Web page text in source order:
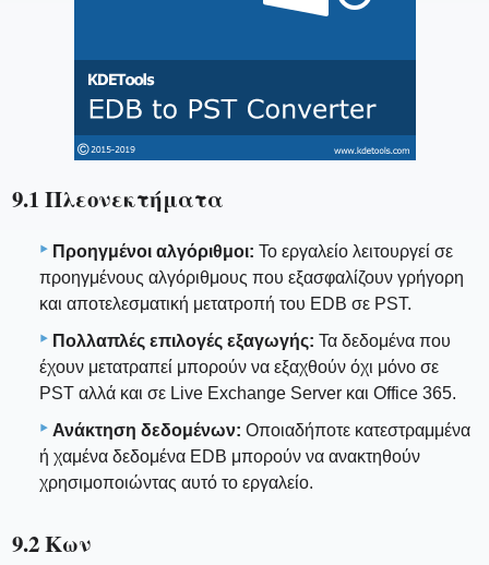
9.1 Πλεονεκτήματα
Προηγμένοι αλγόριθμοι: Το εργαλείο λειτουργεί σε
προηγμένους αλγόριθμους που εξασφαλίζουν γρήγορη
και αποτελεσματική μετατροπή του EDB σε PST.
Πολλαπλές επιλογές εξαγωγής: Τα δεδομένα που
έχουν μετατραπεί μπορούν να εξαχθούν όχι μόνο σε
PST αλλά και σε Live Exchange Server και Office 365.
Ανάκτηση δεδομένων: Οποιαδήποτε κατεστραμμένα
ή χαμένα δεδομένα EDB μπορούν να ανακτηθούν
χρησιμοποιώντας αυτό το εργαλείο.
9.2 Κων